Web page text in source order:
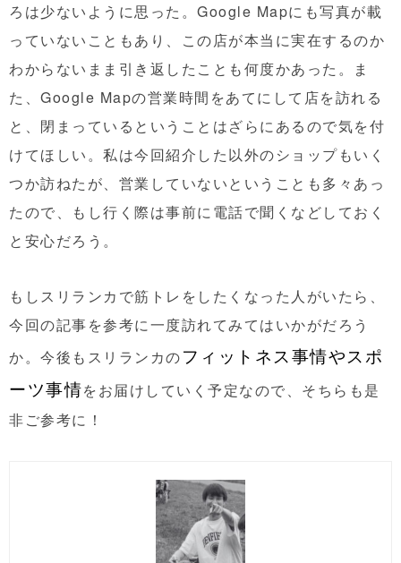
ろは少ないように思った。Google Mapにも写真が載
っていないこともあり、この店が本当に実在するのか
わからないまま引き返したことも何度かあった。ま
た、Google Mapの営業時間をあてにして店を訪れる
と、閉まっているということはざらにあるので気を付
けてほしい。私は今回紹介した以外のショップもいく
つか訪ねたが、営業していないということも多々あっ
たので、もし行く際は事前に電話で聞くなどしておく
と安心だろう。
もしスリランカで筋トレをしたくなった人がいたら、
今回の記事を参考に一度訪れてみてはいかがだろう
か。今後もスリランカのフィットネス事情やスポ
ーツ事情をお届けしていく予定なので、そちらも是
非ご参考に！